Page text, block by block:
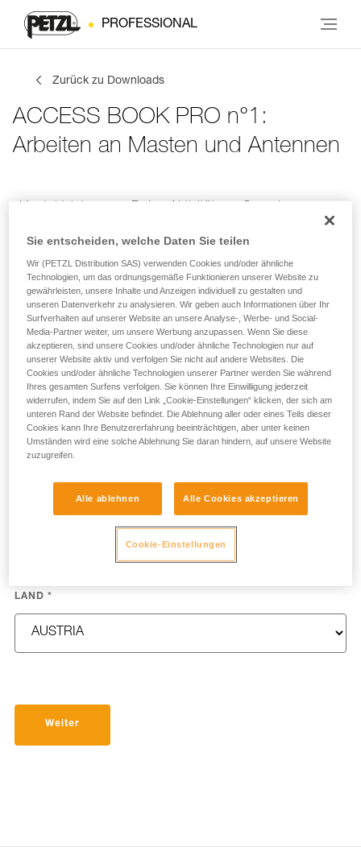
PROFESSIONAL
Zurück zu Downloads
ACCESS BOOK PRO n°1:
Arbeiten an Masten und Antennen
Kontaktdaten
Gebe deine Daten ein
VORNAME *
NAME*
E-MAIL*
LAND *
Weiter
Sie entscheiden, welche Daten Sie teilen
Wir (PETZL Distribution SAS) verwenden Cookies und/oder ähnliche
Technologien, um das ordnungsgemäße Funktionieren unserer Website zu
gewährleisten, unsere Inhalte und Anzeigen individuell zu gestalten und
unseren Datenverkehr zu analysieren. Wir geben auch Informationen über Ihr
Surfverhalten auf unserer Website an unsere Analyse-, Werbe- und Social-
Media-Partner weiter, um unsere Werbung anzupassen. Wenn Sie diese
akzeptieren, sind unsere Cookies und/oder ähnliche Technologien nur auf
unserer Website aktiv und verfolgen Sie nicht auf andere Websites. Die
Cookies und/oder ähnliche Technologien unserer Partner werden Sie während
Ihres gesamten Surfens verfolgen. Sie können Ihre Einwilligung jederzeit
widerrufen, indem Sie auf den Link „Cookie-Einstellungen“ klicken, der sich am
unteren Rand der Website befindet. Die Ablehnung aller oder eines Teils dieser
Cookies kann Ihre Benutzererfahrung beeinträchtigen, aber unter keinen
Umständen wird eine solche Ablehnung Sie daran hindern, auf unsere Website
zuzugreifen.
Alle ablehnen Alle Cookies akzeptieren
Cookie-Einstellungen